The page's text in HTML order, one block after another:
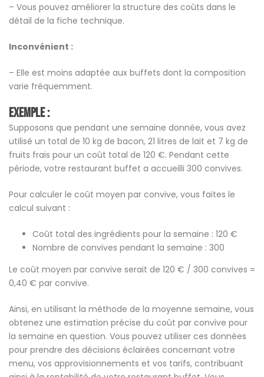
– Vous pouvez améliorer la structure des coûts dans le
détail de la fiche technique.
Inconvénient :
– Elle est moins adaptée aux buffets dont la composition
varie fréquemment.
Exemple :
Supposons que pendant une semaine donnée, vous avez
utilisé un total de 10 kg de bacon, 21 litres de lait et 7 kg de
fruits frais pour un coût total de 120 €. Pendant cette
période, votre restaurant buffet a accueilli 300 convives.
Pour calculer le coût moyen par convive, vous faites le
calcul suivant :
Coût total des ingrédients pour la semaine : 120 €
Nombre de convives pendant la semaine : 300
Le coût moyen par convive serait de 120 € / 300 convives =
0,40 € par convive.
Ainsi, en utilisant la méthode de la moyenne semaine, vous
obtenez une estimation précise du coût par convive pour
la semaine en question. Vous pouvez utiliser ces données
pour prendre des décisions éclairées concernant votre
menu, vos approvisionnements et vos tarifs, contribuant